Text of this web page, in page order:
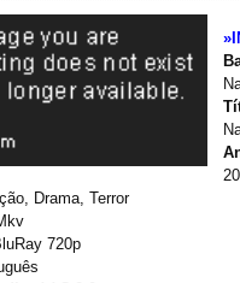
Top Séries
Filmes
Drama, Terror
720p